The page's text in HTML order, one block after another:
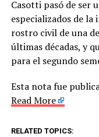
Casotti pasó de ser
especializados de
rostro civil de una
últimas décadas, y
para el segundo
Esta nota fue
Read More
RELATED TOPICS: